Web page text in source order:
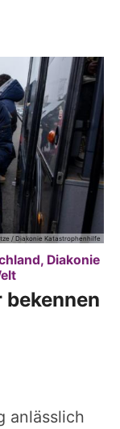
/ Diakonie Katastrophenhilfe
Diakonie
:
anlässlich